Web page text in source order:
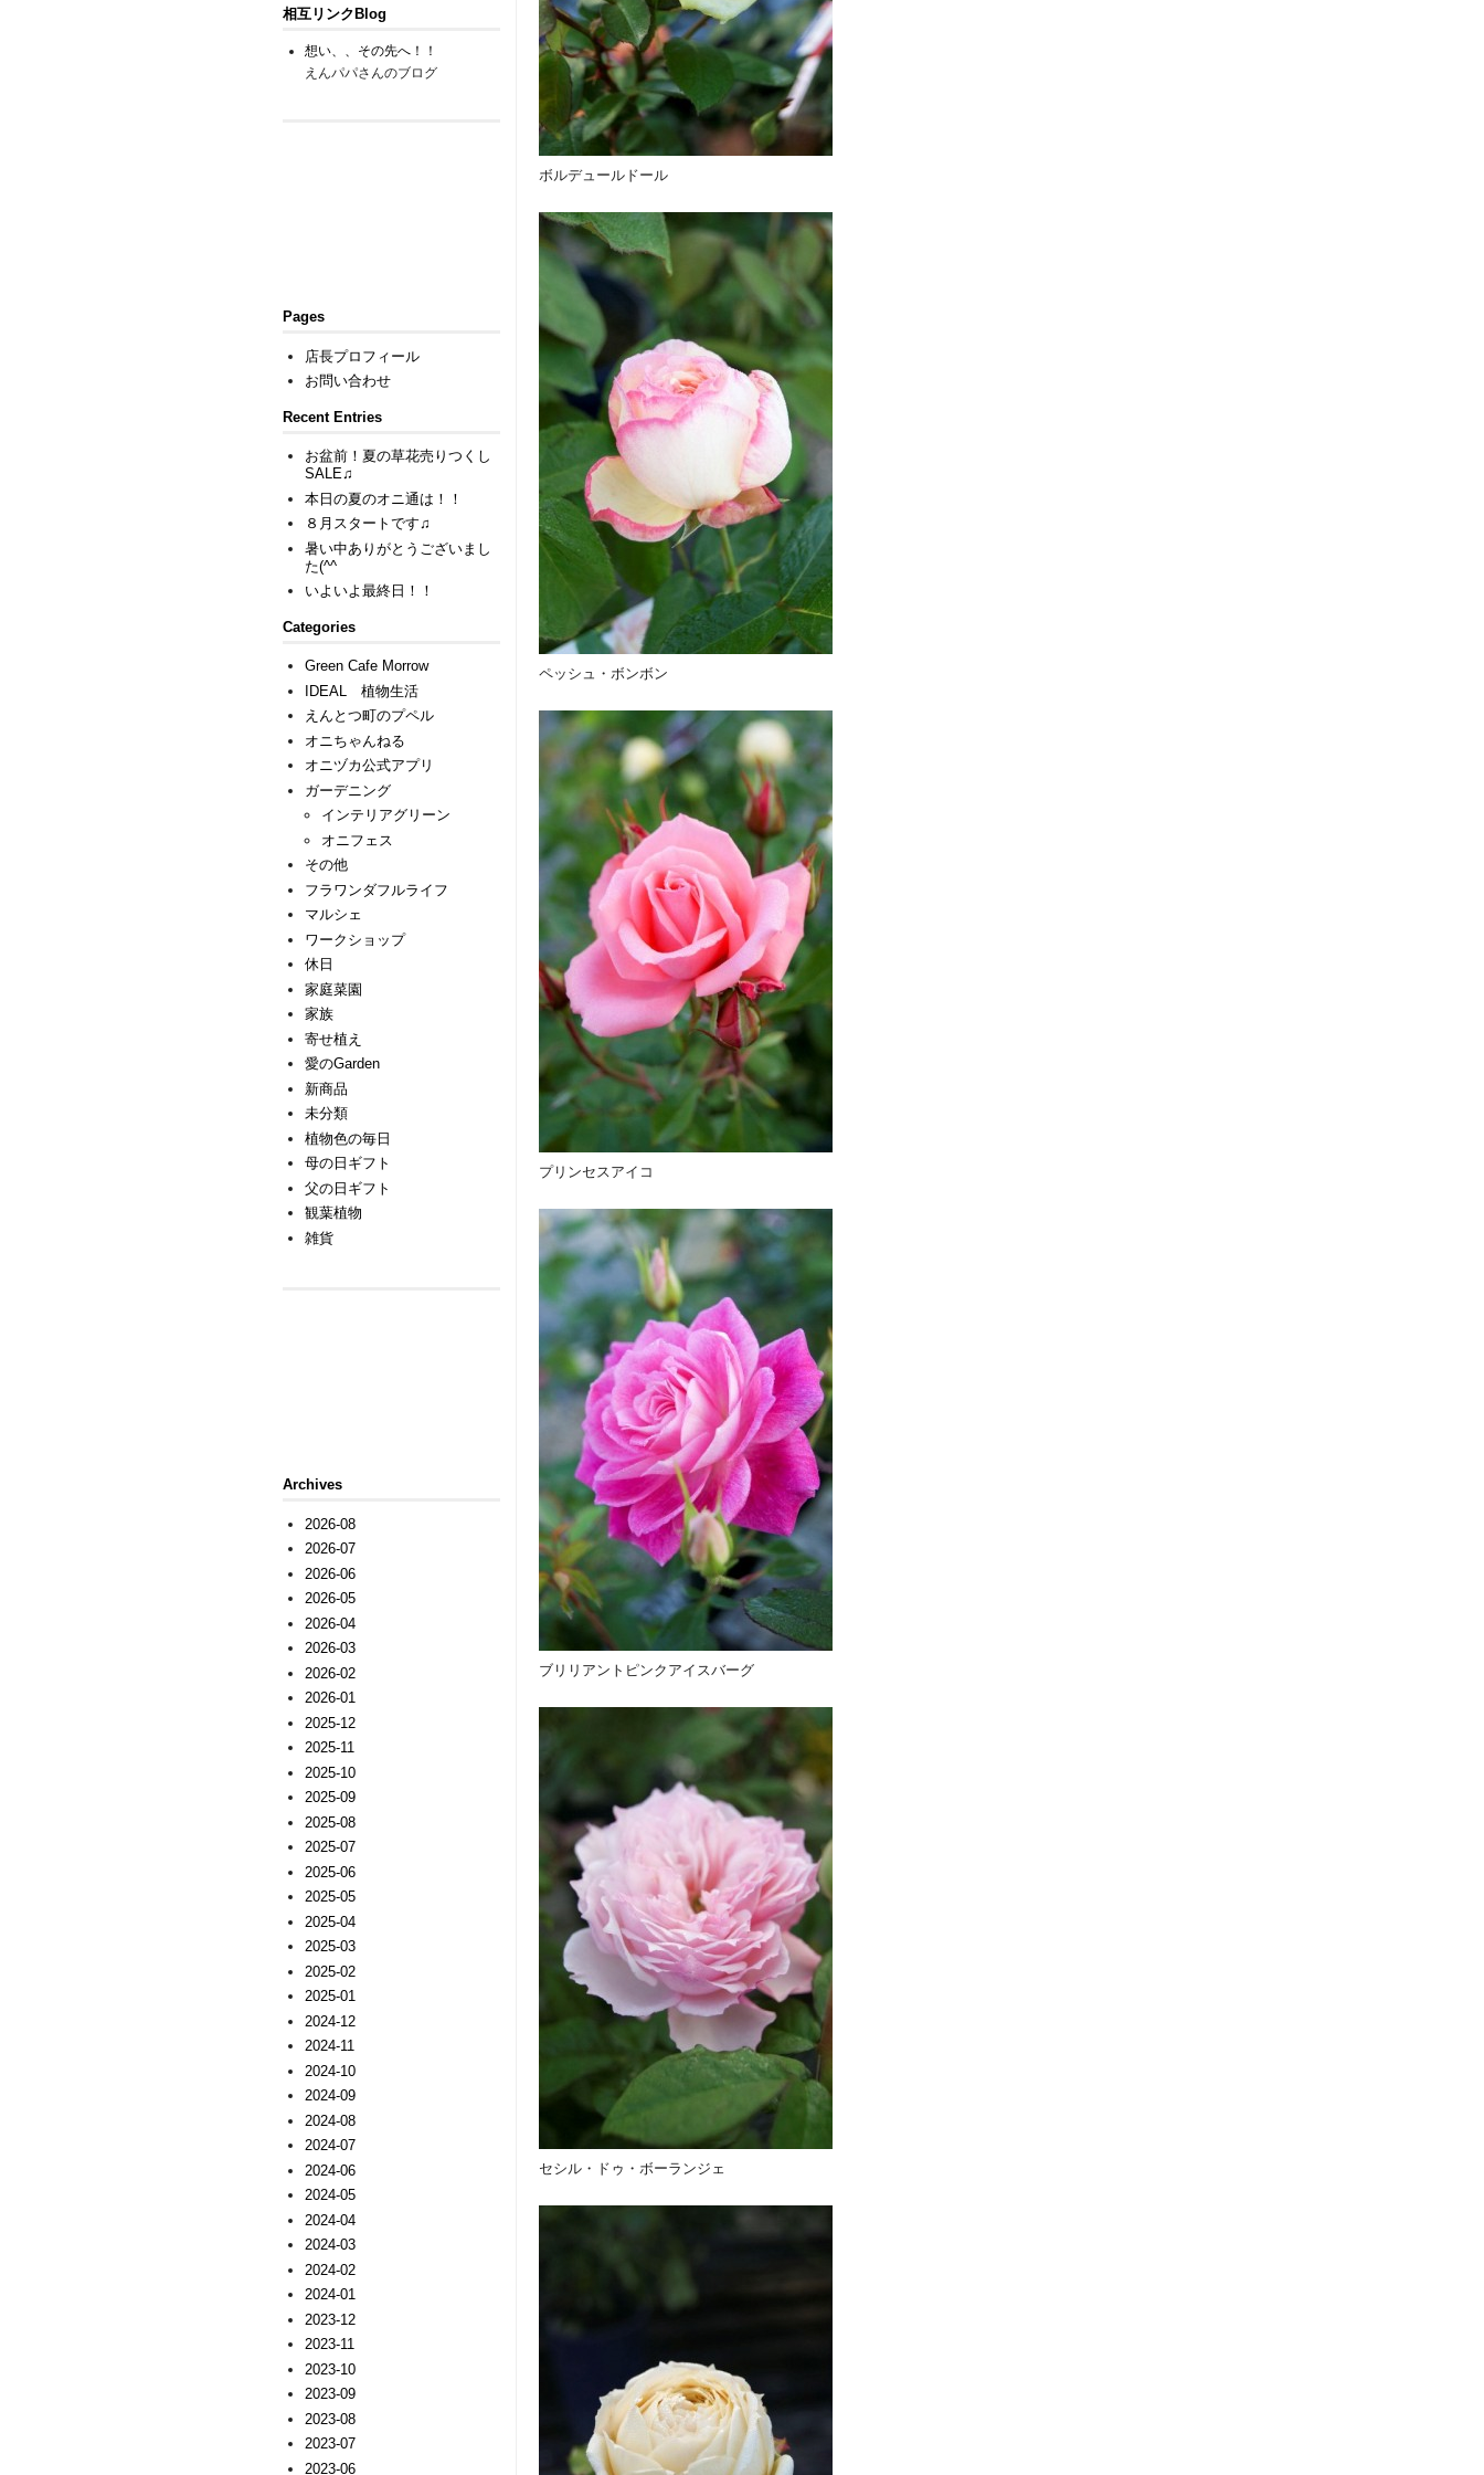
ボルデュールドール
ペッシュ・ボンボン
プリンセスアイコ
ブリリアントピンクアイスバーグ
セシル・ドゥ・ボーランジェ
相互リンクBlog
想い、、その先へ！！
えんパパさんのブログ
Pages
店長プロフィール
お問い合わせ
Recent Entries
お盆前！夏の草花売りつくし
SALE♫
本日の夏のオニ通は！！
８月スタートです♫
暑い中ありがとうございまし
た(^^ゞ
いよいよ最終日！！
Categories
Green Cafe Morrow
IDEAL 植物生活
えんとつ町のプペル
オニちゃんねる
オニヅカ公式アプリ
ガーデニング
インテリアグリーン
オニフェス
その他
フラワンダフルライフ
マルシェ
ワークショップ
休日
家庭菜園
家族
寄せ植え
愛のGarden
新商品
未分類
植物色の毎日
母の日ギフト
父の日ギフト
観葉植物
雑貨
Archives
2026-08
2026-07
2026-06
2026-05
2026-04
2026-03
2026-02
2026-01
2025-12
2025-11
2025-10
2025-09
2025-08
2025-07
2025-06
2025-05
2025-04
2025-03
2025-02
2025-01
2024-12
2024-11
2024-10
2024-09
2024-08
2024-07
2024-06
2024-05
2024-04
2024-03
2024-02
2024-01
2023-12
2023-11
2023-10
2023-09
2023-08
2023-07
2023-06